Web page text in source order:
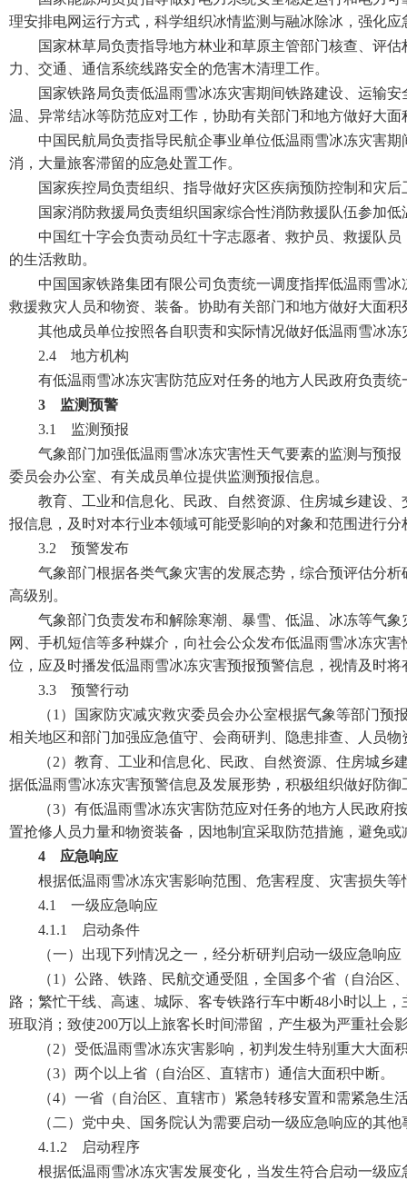
理安排电网运行方式，科学组织冰情监测与融冰除冰，强化
国家林草局负责指导地方林业和草原主管部门核查、评
力、交通、通信系统线路安全的危害木清理工作。
国家铁路局负责低温雨雪冰冻灾害期间铁路建设、运输
温、异常结冰等防范应对工作，协助有关部门和地方做好大
中国民航局负责指导民航企事业单位低温雨雪冰冻灾害
消，大量旅客滞留的应急处置工作。
国家疾控局负责组织、指导做好灾区疾病预防控制和灾
国家消防救援局负责组织国家综合性消防救援队伍参加
中国红十字会负责动员红十字志愿者、救护员、救援队
的生活救助。
中国国家铁路集团有限公司负责统一调度指挥低温雨雪
救援救灾人员和物资、装备。协助有关部门和地方做好大面
其他成员单位按照各自职责和实际情况做好低温雨雪冰
2.4 地方机构
有低温雨雪冰冻灾害防范应对任务的地方人民政府负责
3 监测预警
3.1 监测预报
气象部门加强低温雨雪冰冻灾害性天气要素的监测与预
委员会办公室、有关成员单位提供监测预报信息。
教育、工业和信息化、民政、自然资源、住房城乡建设
报信息，及时对本行业本领域可能受影响的对象和范围进行
3.2 预警发布
气象部门根据各类气象灾害的发展态势，综合预评估分
高级别。
气象部门负责发布和解除寒潮、暴雪、低温、冰冻等气
网、手机短信等多种媒介，向社会公众发布低温雨雪冰冻灾
位，应及时播发低温雨雪冰冻灾害预报预警信息，视情及时
3.3 预警行动
（1）国家防灾减灾救灾委员会办公室根据气象等部门
相关地区和部门加强应急值守、会商研判、隐患排查、人员
（2）教育、工业和信息化、民政、自然资源、住房城
据低温雨雪冰冻灾害预警信息及发展形势，积极组织做好防御
（3）有低温雨雪冰冻灾害防范应对任务的地方人民政
置抢修人员力量和物资装备，因地制宜采取防范措施，避免
4 应急响应
根据低温雨雪冰冻灾害影响范围、危害程度、灾害损失
4.1 一级应急响应
4.1.1 启动条件
（一）出现下列情况之一，经分析研判启动一级应急响应
（1）公路、铁路、民航交通受阻，全国多个省（自治
路；繁忙干线、高速、城际、客专铁路行车中断48小时以上
班取消；致使200万以上旅客长时间滞留，产生极为严重社会
（2）受低温雨雪冰冻灾害影响，初判发生特别重大大面
（3）两个以上省（自治区、直辖市）通信大面积中断。
（4）一省（自治区、直辖市）紧急转移安置和需紧急生
（二）党中央、国务院认为需要启动一级应急响应的其他
4.1.2 启动程序
根据低温雨雪冰冻灾害发展变化，当发生符合启动一级